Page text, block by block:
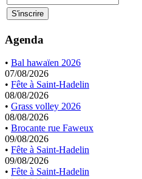
Agenda
• Bal hawaïen 2026
07/08/2026
• Fête à Saint-Hadelin
08/08/2026
• Grass volley 2026
08/08/2026
• Brocante rue Faweux
09/08/2026
• Fête à Saint-Hadelin
09/08/2026
• Fête à Saint-Hadelin